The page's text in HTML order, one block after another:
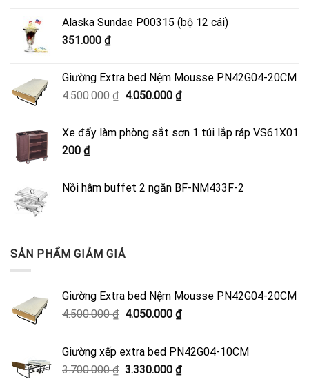
Alaska Sundae P00315 (bộ 12 cái)
351.000 ₫
Giường Extra bed Nệm Mousse PN42G04-20CM
4.500.000₫ Giá
4.500.000 ₫.
4.050.000 ₫Giá
là:
Xe đẩy làm phòng sắt sơn 1 túi lắp ráp VS61X01
200 ₫
Nồi hâm buffet 2 ngăn BF-NM433F-2
SẢN PHẨM GIẢM GIÁ
Giường Extra bed Nệm Mousse PN42G04-20CM
4.500.000₫ Giá
4.500.000 ₫.
4.050.000 ₫Giá
là:
4.050.000 ₫.
Giường xếp extra bed PN42G04-10CM
3.700.000₫ Giá
3.330.000 ₫Giá